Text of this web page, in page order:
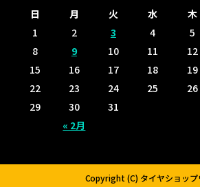
日
月 火 水 木
« 2月
1 2 3 4 5
8
9 10 11 12
15
16 17 18 19
22
23 24 25 26
29
30 31
Copyright (C) タイヤショップ